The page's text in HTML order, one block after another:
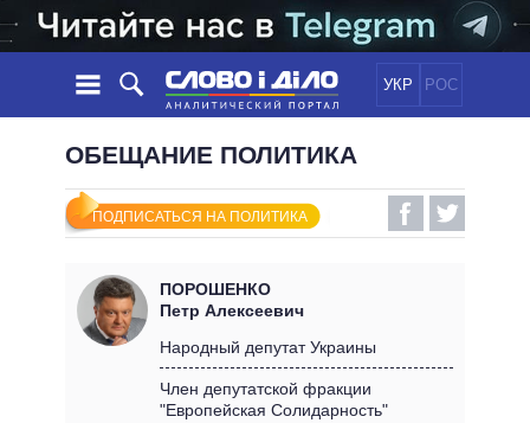
УКР РОС
НОВОСТИ
ЛЕНТА
СОБЫТИЯ
СТАТЬИ
МНЕНИЯ
ОБЗОРЫ
ДАЙДЖЕСТЫ
ПОЛИТИКА
ЭКОНОМИКА
МИР
ОБЕЩАНИЯ
ВСЕ ПОЛИТИКИ
ПРЕЗИДЕНТ И ОФИС
КАБИНЕТ МИНИСТРОВ
ИНФОГРАФИКА
ВИДЕО
ПОДДЕРЖАТЬ
ОБЕЩАНИЕ ПОЛИТИКА
ПОДПИСАТЬСЯ НА ПОЛИТИКА
ПОРОШЕНКО
Петр Алексеевич
Народный депутат Украины
Член депутатской фракции
"Европейская Солидарность"